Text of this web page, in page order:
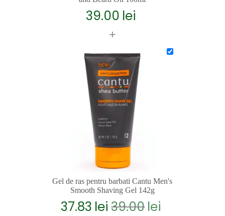
39.00 lei
+
Gel de ras pentru barbati Cantu Men's
Smooth Shaving Gel 142g
39.00lei
Prețul
37.83 lei Prețul